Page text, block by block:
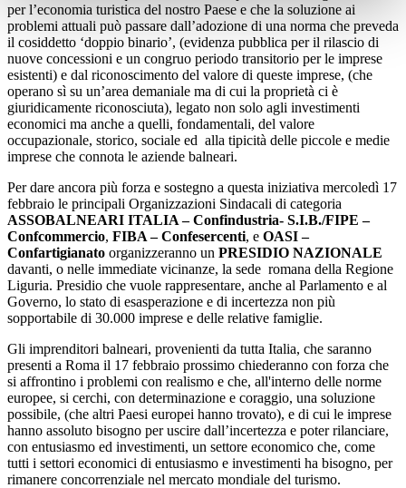
per l’economia turistica del nostro Paese e che la soluzione ai
problemi attuali può passare dall’adozione di una norma che preveda
il cosiddetto ‘doppio binario’, (evidenza pubblica per il rilascio di
nuove concessioni e un congruo periodo transitorio per le imprese
esistenti) e dal riconoscimento del valore di queste imprese, (che
operano sì su un’area demaniale ma di cui la proprietà ci è
giuridicamente riconosciuta), legato non solo agli investimenti
economici ma anche a quelli, fondamentali, del valore
occupazionale, storico, sociale ed alla tipicità delle piccole e medie
imprese che connota le aziende balneari.
Per dare ancora più forza e sostegno a questa iniziativa mercoledì 17
febbraio le principali Organizzazioni Sindacali di categoria
ASSOBALNEARI ITALIA – Confindustria- S.I.B./FIPE –
Confcommercio, FIBA – Confesercenti, e OASI –
Confartigianato organizzeranno un PRESIDIO NAZIONALE
davanti, o nelle immediate vicinanze, la sede romana della Regione
Liguria. Presidio che vuole rappresentare, anche al Parlamento e al
Governo, lo stato di esasperazione e di incertezza non più
sopportabile di 30.000 imprese e delle relative famiglie.
Gli imprenditori balneari, provenienti da tutta Italia, che saranno
presenti a Roma il 17 febbraio prossimo chiederanno con forza che
si affrontino i problemi con realismo e che, all'interno delle norme
europee, si cerchi, con determinazione e coraggio, una soluzione
possibile, (che altri Paesi europei hanno trovato), e di cui le imprese
hanno assoluto bisogno per uscire dall’incertezza e poter rilanciare,
con entusiasmo ed investimenti, un settore economico che, come
tutti i settori economici di entusiasmo e investimenti ha bisogno, per
rimanere concorrenziale nel mercato mondiale del turismo.